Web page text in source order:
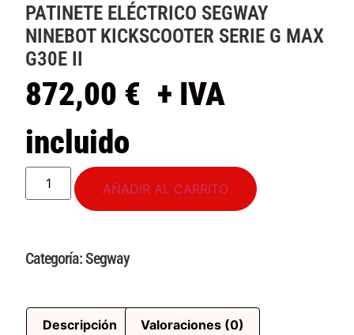
PATINETE ELÉCTRICO SEGWAY
NINEBOT KICKSCOOTER SERIE G MAX
G30E II
872,00 € + IVA
incluido
AÑADIR AL CARRITO
Categoría:Segway
Descripción Valoraciones (0)